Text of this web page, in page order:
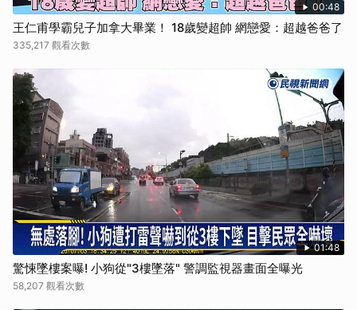
00:48
王仁甫學霸兒子加拿大畢業！ 18歲變超帥 網戀愛：超越爸爸了
335,217 觀看次數
01:48
驚悚墜樓案曝! 小狗從"3樓墜落" 警調監視器畫面全曝光
58,207 觀看次數